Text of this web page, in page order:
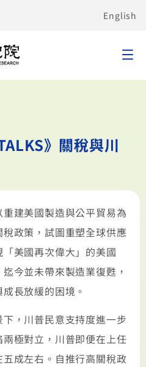
English
》關稅與川
建美國製造與公平貿易為
政策，試圖重塑全球供應
美國再次偉大」的美國
今並未帶來製造業復甦，
長放緩的困境。
，川普民意支持度進一步
極對立，川普即便在上任
成左右。自推行高關稅政